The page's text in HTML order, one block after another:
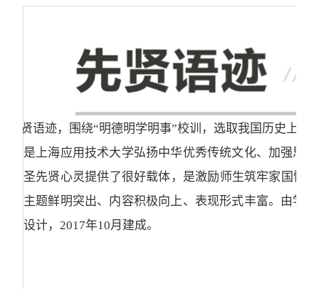
先贤语迹，围绕“明德明学明事”校训，选取我国历史上
是上海应用技术大学弘扬中华优秀传统文化、加强思
圣先贤心灵提供了很好载体，是激励师生筑牢家国情
主题鲜明突出、内容积极向上、表现形式丰富。由学
设计，2017年10月建成。